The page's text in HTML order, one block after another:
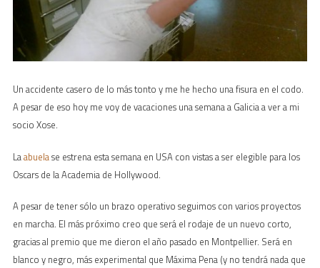
Un accidente casero de lo más tonto y me he hecho una fisura en el codo.
A pesar de eso hoy me voy de vacaciones una semana a Galicia a ver a mi
socio Xose.
Laabuelase estrena esta semana en USA con vistas a ser elegible para los
Oscars de la Academia de Hollywood.
A pesar de tener sólo un brazo operativo seguimos con varios proyectos
en marcha. El más próximo creo que será el rodaje de un nuevo corto,
gracias al premio que me dieron el año pasado en Montpellier. Será en
blanco y negro, más experimental que Máxima Pena (y no tendrá nada que